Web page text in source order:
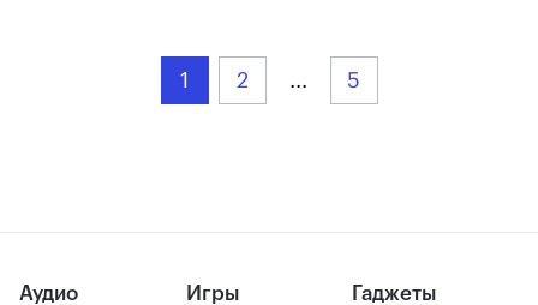
1 2 ... 5
Аудио Игры Гаджеты